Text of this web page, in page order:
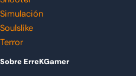
Simulación
Soulslike
Terror
Sobre ErreKGamer